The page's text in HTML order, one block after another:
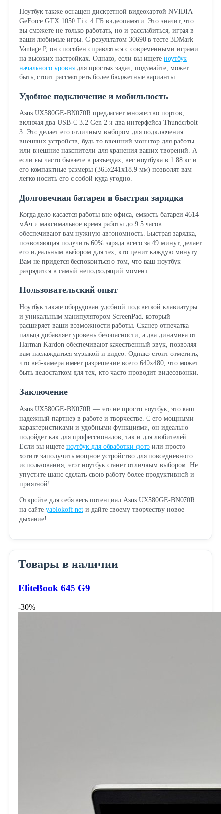
Ноутбук также оснащен дискретной видеокартой NVIDIA
GeForce GTX 1050 Ti с 4 ГБ видеопамяти. Это значит, что
вы сможете не только работать, но и расслабиться, играя в
ваши любимые игры. С результатом 30690 в тесте 3DMark
Vantage P, он способен справляться с современными играми
на высоких настройках. Однако, если вы ищете ноутбук
начального уровнядля простых задач, подумайте, может
быть, стоит рассмотреть более бюджетные варианты.
Удобное подключение и мобильность
Asus UX580GE-BN070R предлагает множество портов,
включая два USB-C 3.2 Gen 2 и два интерфейса Thunderbolt
3. Это делает его отличным выбором для подключения
внешних устройств, будь то внешний монитор для работы
или внешние накопители для хранения ваших творений. А
если вы часто бываете в разъездах, вес ноутбука в 1.88 кг и
его компактные размеры (365x241x18.9 мм) позволят вам
легко носить его с собой куда угодно.
Долговечная батарея и быстрая зарядка
Когда дело касается работы вне офиса, емкость батареи 4614
мАч и максимальное время работы до 9.5 часов
обеспечивают вам нужную автономность. Быстрая зарядка,
позволяющая получить 60% заряда всего за 49 минут, делает
его идеальным выбором для тех, кто ценит каждую минуту.
Вам не придется беспокоиться о том, что ваш ноутбук
разрядится в самый неподходящий момент.
Пользовательский опыт
Ноутбук также оборудован удобной подсветкой клавиатуры
и уникальным манипулятором ScreenPad, который
расширяет ваши возможности работы. Сканер отпечатка
пальца добавляет уровень безопасности, а два динамика от
Harman Kardon обеспечивают качественный звук, позволяя
вам наслаждаться музыкой и видео. Однако стоит отметить,
что веб-камера имеет разрешение всего 640x480, что может
быть недостатком для тех, кто часто проводит видеозвонки.
Заключение
Asus UX580GE-BN070R — это не просто ноутбук, это ваш
надежный партнер в работе и творчестве. С его мощными
характеристиками и удобными функциями, он идеально
подойдет как для профессионалов, так и для любителей.
Если вы ищете ноутбук для обработки фотоили просто
хотите заполучить мощное устройство для повседневного
использования, этот ноутбук станет отличным выбором. Не
упустите шанс сделать свою работу более продуктивной и
приятной!
Откройте для себя весь потенциал Asus UX580GE-BN070R
на сайте yablokoff.netи дайте своему творчеству новое
дыхание!
Товары в наличии
EliteBook 645 G9
-30%